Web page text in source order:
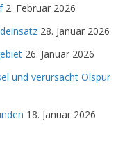
2. Februar 2026
28. Januar 2026
26. Januar 2026
und verursacht Ölspur
18. Januar 2026